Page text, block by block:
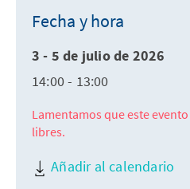
Fecha y hora
3 - 5 de julio de 2026
14:00 - 13:00
Lamentamos que este
libres.
Añadir al calendario